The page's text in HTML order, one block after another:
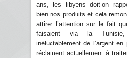
ans, les libyens doit-on
bien nos produits et cela
attirer l’attention sur le fait
faisaient via la
inéluctablement de l’argent
réclament actuellement à